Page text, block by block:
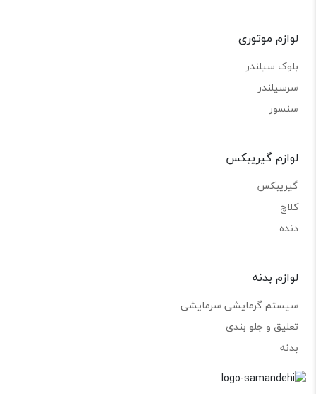
لوازم موتوری
بلوک سیلندر
سرسیلندر
سنسور
لوازم گیریبکس
گیریبکس
کلاچ
دنده
لوازم بدنه
سیستم گرمایشی سرمایشی
تعلیق و جلو بندی
بدنه